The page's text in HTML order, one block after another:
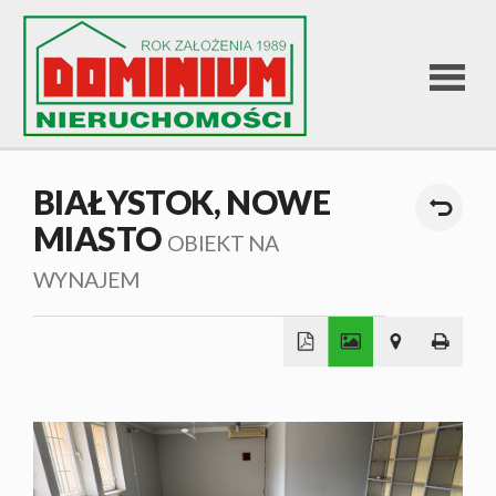
STRONA
OFERTA
BIAŁYSTOK,NOWE
MIASTO OBIEKT NA
WYNAJEM
−